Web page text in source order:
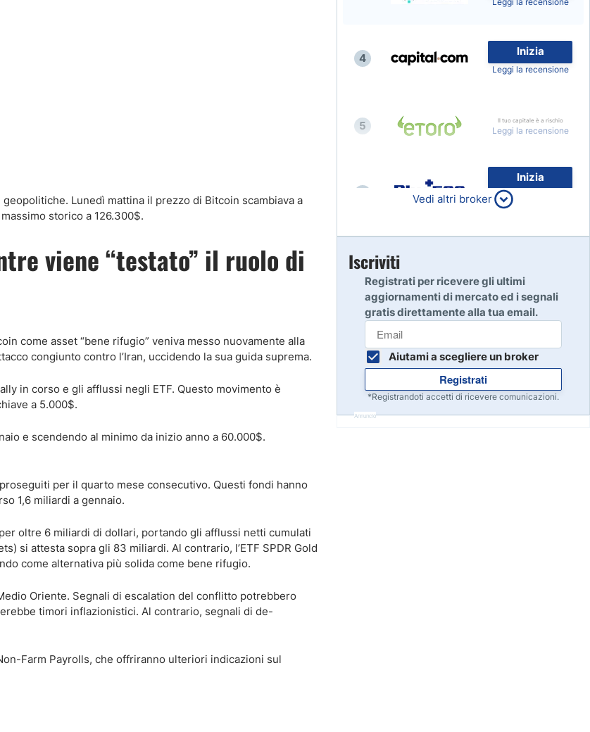
Lunedì mattina il prezzo di Bitcoin scambiava a
storico a 126.300$.
viene “testato” il ruolo di
come asset “bene rifugio” veniva messo nuovamente alla
congiunto contro l’Iran, uccidendo la sua guida suprema.
in corso e gli afflussi negli ETF. Questo movimento è
a 5.000$.
e scendendo al minimo da inizio anno a 60.000$.
per il quarto mese consecutivo. Questi fondi hanno
1,6 miliardi a gennaio.
oltre 6 miliardi di dollari, portando gli afflussi netti cumulati
si attesta sopra gli 83 miliardi. Al contrario, l’ETF SPDR Gold
come alternativa più solida come bene rifugio.
Oriente. Segnali di escalation del conflitto potrebbero
timori inflazionistici. Al contrario, segnali di de-
Farm Payrolls, che offriranno ulteriori indicazioni sul
4
Inizia
Leggi la recensione
5 Il tuo capitale è a rischio
Leggi la recensione
Inizia
80% dei conti al dettaglio di
CFD perdono denaro
7
Inizia
Inizia
Vedi altri broker
Iscriviti
Registrati per ricevere gli ultimi
aggiornamenti di mercato ed i segnali
gratis direttamente alla tua email.
Aiutami a scegliere un broker
Registrati
*Registrandoti accetti di ricevere comunicazioni.
Annuncio